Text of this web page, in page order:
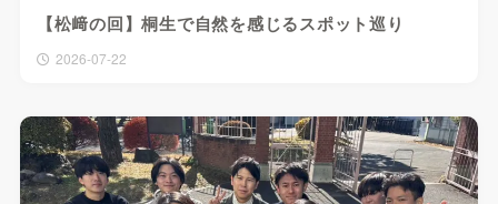
【松﨑の回】桐生で自然を感じるスポット巡り
2026-07-22